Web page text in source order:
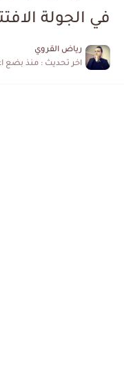
في الجولة
رياض القروي
اخر تحديث : منذ بضع